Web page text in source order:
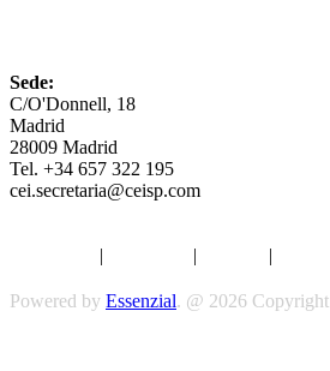
Sede:
C/O'Donnell, 18
Madrid
28009 Madrid
Tel. +34 657 322 195
cei.secretaria@ceisp.com
| | |
Powered by Essenzial. @ 2026 Copyright